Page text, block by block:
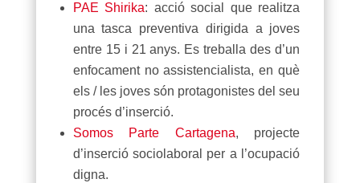
PAE Shirika: acció social que realitza
una tasca preventiva dirigida a joves
entre 15 i 21 anys. Es treballa des d’un
enfocament no assistencialista, en què
els / les joves són protagonistes del seu
procés d’inserció.
Somos Parte Cartagena, projecte
d’inserció sociolaboral per a l’ocupació
digna.